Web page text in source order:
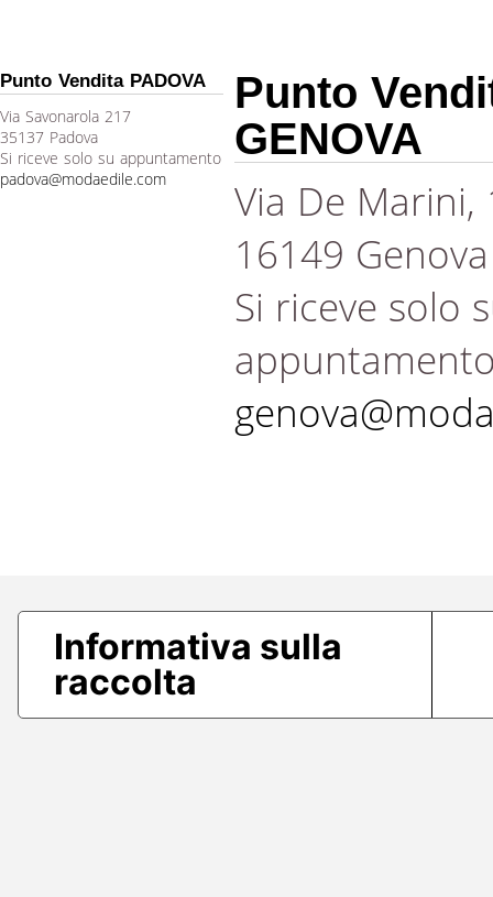
Punto Vendita PADOVA
Via Savonarola 217
35137 Padova
Si riceve solo su appuntamento
padova@modaedile.com
Punto
GENOVA
Via De Marini,
16149 Genova
Si riceve solo
Informativa sulla
raccolta